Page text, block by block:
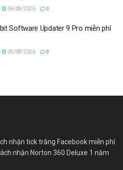
06/08/2026 0
Software Updater 9 Pro miễn phí
05/08/2026 0
nhận tick trắng Facebook miễn phí
nhận Norton 360 Deluxe 1 năm